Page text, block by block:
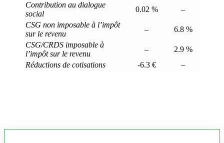
Contribution au dialogue
social
0.02 %
–
CSG non imposable à l’impôt
sur le revenu
–
6.8 %
CSG/CRDS imposable à
l’impôt sur le revenu
–
2.9 %
Réductions de cotisations
-6.3 € –